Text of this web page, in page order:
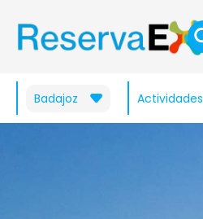
Badajoz Actividades